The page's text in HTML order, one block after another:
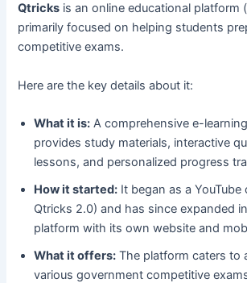
Qtricks is an online educational platform
primarily focused on helping students
competitive exams.
Here are the key details about it:
What it is: A comprehensive e-
provides study materials, interactive
lessons, and personalized progress
How it started: It began as a YouTube
Qtricks 2.0) and has since expanded
platform with its own website and
What it offers: The platform caters to
various government competitive